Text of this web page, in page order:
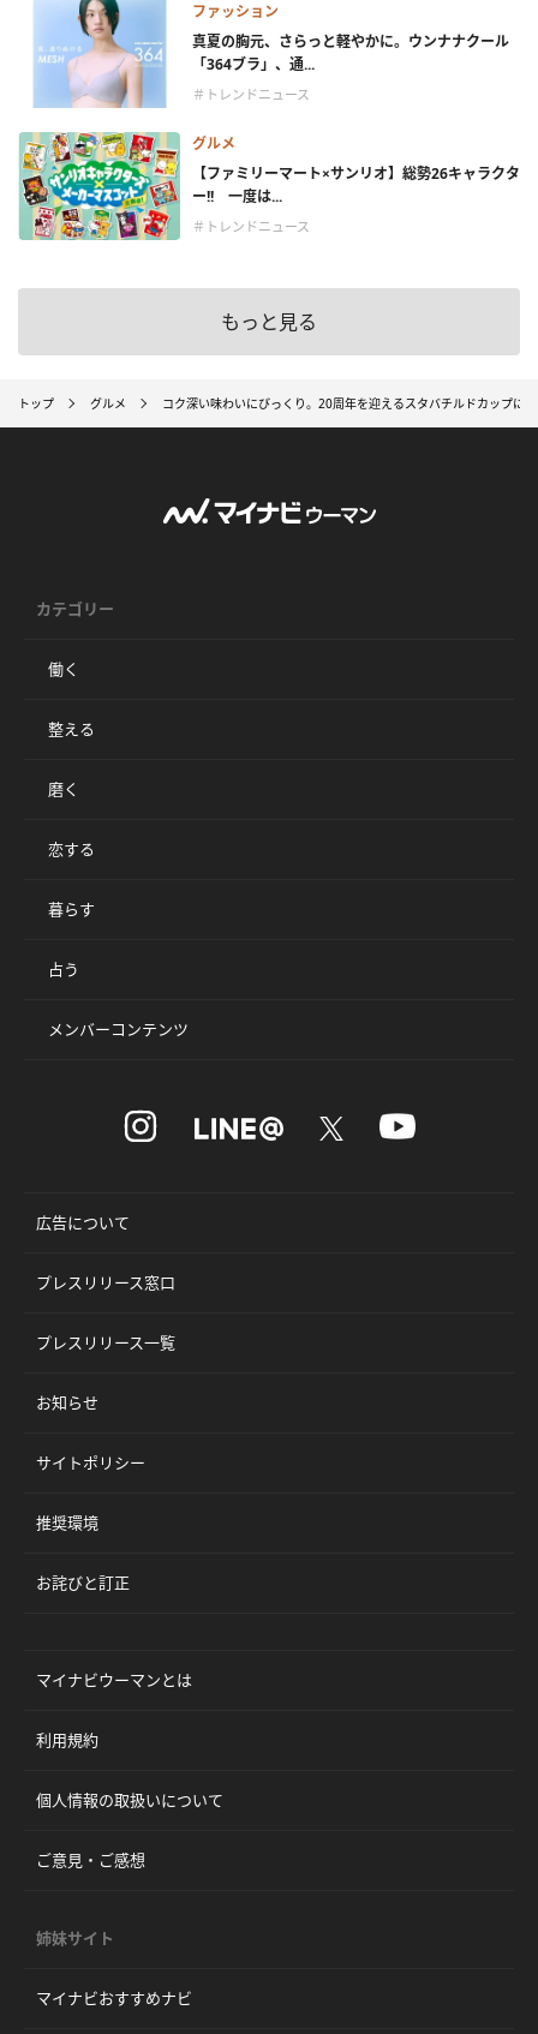
ファッション
真夏の胸元、さらっと軽やかに。ウンナナクール
「364ブラ」、通...
＃トレンドニュース
グルメ
【ファミリーマート×サンリオ】総勢26キャラクタ
ー!! 一度は...
＃トレンドニュース
もっと見る
トップ グルメ コク深い味わいにびっくり。20周年を迎えるスタバチルドカップに
カテゴリー
働く
整える
磨く
恋する
暮らす
占う
メンバーコンテンツ
広告について
プレスリリース窓口
プレスリリース一覧
お知らせ
サイトポリシー
推奨環境
お詫びと訂正
マイナビウーマンとは
利用規約
個人情報の取扱いについて
ご意見・ご感想
姉妹サイト
マイナビおすすめナビ